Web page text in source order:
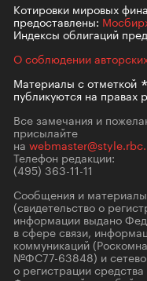
Котировки мировых
предоставлены:
Индексы облигаций
О соблюдении
Материалы сотметкой
публикуются на правах
Все замечания и
присылайте
на
Телефон редакции:
(495) 363-11-11
Сообщения и
(свидетельство о
информации выдано
в сфере связи,
коммуникаций
№ФС77-63848) и
о регистрации